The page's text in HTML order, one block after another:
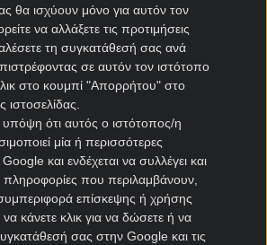
θα ισχύουν μόνο για αυτόν τον
να αλλάξετε τις προτιμήσεις
τη συγκατάθεσή σας ανά
σε αυτόν τον ιστότοπο
στο κουμπί "Απορρήτου" στο
υπόψη ότι αυτός ο ιστότοπος/η
μία ή περισσότερες
και ενδέχεται να συλλέγει και
πληροφορίες που περιλαμβάνουν,
συμπεριφορά επίσκεψης ή χρήσης
κάνετε κλικ για να δώσετε ή να
σας στην Google και τις
ΠΡΟΫΠΟΘΕΣΕΙΣ ΔΙΑΘΕΣΙΜΟΙ ΣΤΟ
OROI
ΝΑ ΤΡΟΠΟΠΟΙΗΘΟΥΝ ΑΝΑ
ΕΕΕΠ | ΚΙΝΔΥΝΟΣ
ΠΕΡΙΟΥΣΙΑΣ | ΕΟΠΑΕ – ΓΡΑΜΜΗ
1114 | ΠΑΙΞΕ ΥΠΕΥΘΥΝΑ.